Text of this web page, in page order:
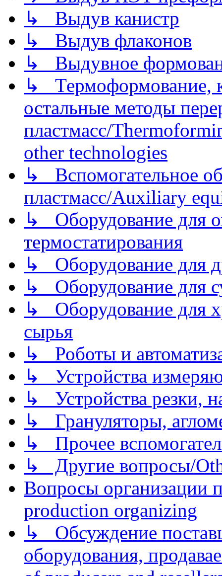
↳ Выдув канистр
↳ Выдув флаконов
↳ Выдувное
↳ Термоформование,
остальные методы
пластмасс/
other technologies
↳ Вспомогательное
пластмасс/Auxiliary
↳ Оборудование для
термостатирования
↳ Оборудование для
↳ Оборудование для
↳ Оборудование для
сырья
↳ Роботы и
↳ Устройства
↳ Устройства резки,
↳ Грануляторы,
↳ Прочее
↳ Другие вопросы/
Вопросы организации
production organizing
↳ Обсуждение
оборудования,